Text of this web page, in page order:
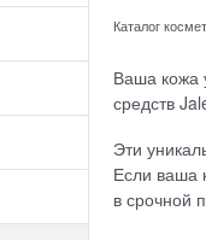
Каталог
Ваша кожа
средств
Эти
Если ваша
в срочной